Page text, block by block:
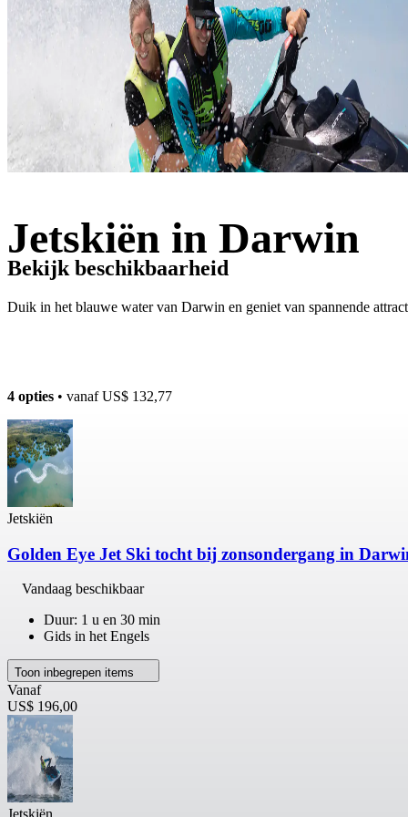
Jetskiën in Darwin
Duik in het blauwe water van Darwin en geniet van spannende
Bekijk beschikbaarheid
4 opties • vanafUS$ 132,77
Jetskiën
Golden Eye Jet Ski tocht bij zonsondergang in
Vandaag beschikbaar
Duur: 1 u en 30 min
Gids in het Engels
Toon inbegrepen items
Vanaf
US$ 196,00